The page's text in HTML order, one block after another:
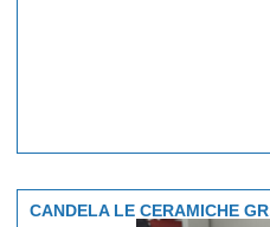
CANDELA LE CERAMICHE